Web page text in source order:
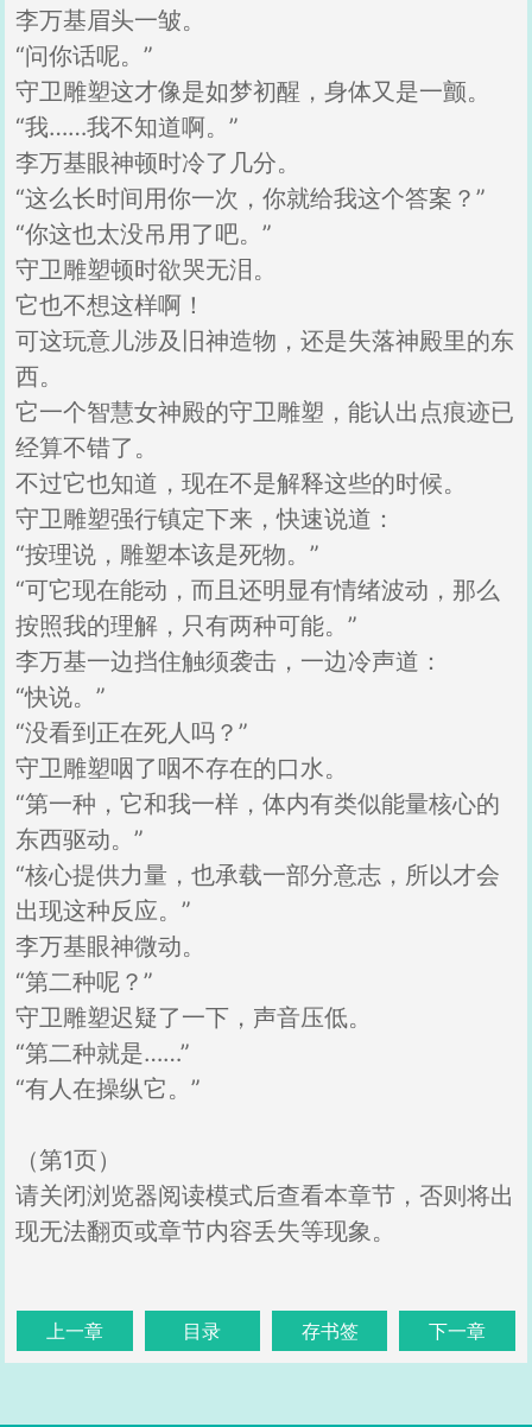
李万基眉头一皱。
“问你话呢。”
守卫雕塑这才像是如梦初醒，身体又是一颤。
“我……我不知道啊。”
李万基眼神顿时冷了几分。
“这么长时间用你一次，你就给我这个答案？”
“你这也太没吊用了吧。”
守卫雕塑顿时欲哭无泪。
它也不想这样啊！
可这玩意儿涉及旧神造物，还是失落神殿里的东
西。
它一个智慧女神殿的守卫雕塑，能认出点痕迹已
经算不错了。
不过它也知道，现在不是解释这些的时候。
守卫雕塑强行镇定下来，快速说道：
“按理说，雕塑本该是死物。”
“可它现在能动，而且还明显有情绪波动，那么
按照我的理解，只有两种可能。”
李万基一边挡住触须袭击，一边冷声道：
“快说。”
“没看到正在死人吗？”
守卫雕塑咽了咽不存在的口水。
“第一种，它和我一样，体内有类似能量核心的
东西驱动。”
“核心提供力量，也承载一部分意志，所以才会
出现这种反应。”
李万基眼神微动。
“第二种呢？”
守卫雕塑迟疑了一下，声音压低。
“第二种就是……”
“有人在操纵它。”
（第1页）
请关闭浏览器阅读模式后查看本章节，否则将出
现无法翻页或章节内容丢失等现象。
上一章 目录 存书签 下一章